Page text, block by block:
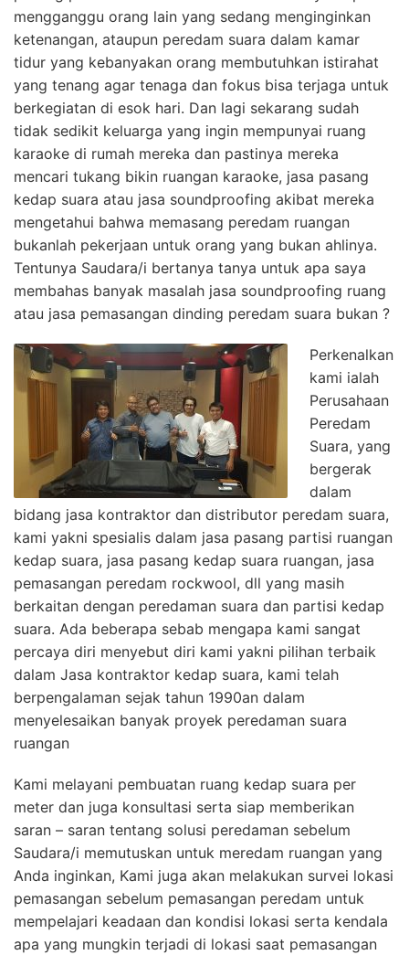
mengganggu orang lain yang sedang menginginkan
ketenangan, ataupun peredam suara dalam kamar
tidur yang kebanyakan orang membutuhkan istirahat
yang tenang agar tenaga dan fokus bisa terjaga untuk
berkegiatan di esok hari. Dan lagi sekarang sudah
tidak sedikit keluarga yang ingin mempunyai ruang
karaoke di rumah mereka dan pastinya mereka
mencari tukang bikin ruangan karaoke, jasa pasang
kedap suara atau jasa soundproofing akibat mereka
mengetahui bahwa memasang peredam ruangan
bukanlah pekerjaan untuk orang yang bukan ahlinya.
Tentunya Saudara/i bertanya tanya untuk apa saya
membahas banyak masalah jasa soundproofing ruang
atau jasa pemasangan dinding peredam suara bukan ?
Perkenalkan
kami ialah
Perusahaan
Peredam
Suara, yang
bergerak
dalam
bidang jasa kontraktor dan distributor peredam suara,
kami yakni spesialis dalam jasa pasang partisi ruangan
kedap suara, jasa pasang kedap suara ruangan, jasa
pemasangan peredam rockwool, dll yang masih
berkaitan dengan peredaman suara dan partisi kedap
suara. Ada beberapa sebab mengapa kami sangat
percaya diri menyebut diri kami yakni pilihan terbaik
dalam Jasa kontraktor kedap suara, kami telah
berpengalaman sejak tahun 1990an dalam
menyelesaikan banyak proyek peredaman suara
ruangan
Kami melayani pembuatan ruang kedap suara per
meter dan juga konsultasi serta siap memberikan
saran – saran tentang solusi peredaman sebelum
Saudara/i memutuskan untuk meredam ruangan yang
Anda inginkan, Kami juga akan melakukan survei lokasi
pemasangan sebelum pemasangan peredam untuk
mempelajari keadaan dan kondisi lokasi serta kendala
apa yang mungkin terjadi di lokasi saat pemasangan